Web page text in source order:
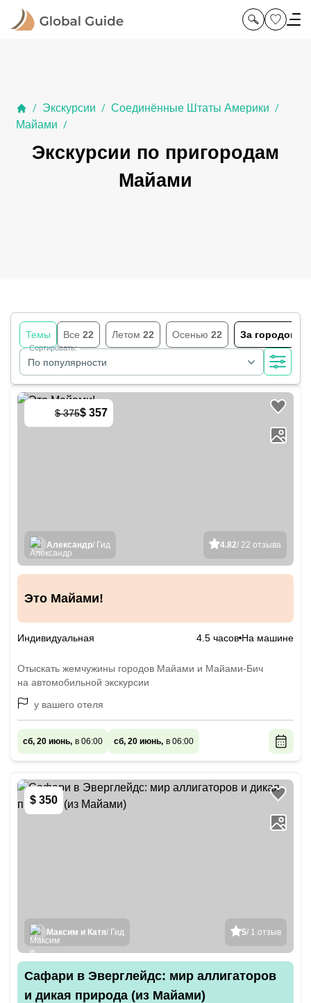
/ Экскурсии / Соединённые Штаты Америки /
Майами /
Экскурсии по пригородам
Майами
Темы Все 22 Летом 22 Осенью 22 За городом
По популярности
Сортировать:
$ 375$ 357
4.82/ 22 отзыва
Александр/ Гид
Это Майами!
Индивидуальная 4.5 часов На машине
Отыскать жемчужины городов Майами и Майами-Бич
на автомобильной экскурсии
у вашего отеля
сб, 20 июнь, в 06:00 сб, 20 июнь, в 06:00
$ 350
5/ 1 отзыв
Максим и Катя/ Гид
Сафари в Эверглейдс: мир аллигаторов
и дикая природа (из Майами)